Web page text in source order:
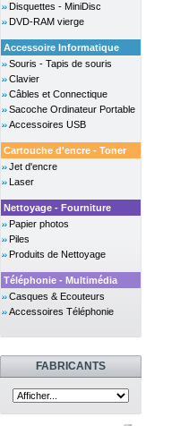
Disquettes - MiniDisc
DVD-RAM vierge
Accessoire Informatique
Souris - Tapis de souris
Clavier
Câbles et Connectique
Sacoche Ordinateur Portable
Accessoires USB
Cartouche d'encre - Toner
Jet d'encre
Laser
Nettoyage - Fourniture
Papier photos
Piles
Produits de Nettoyage
Téléphonie - Multimédia
Casques & Ecouteurs
Accessoires Téléphonie
FABRICANTS